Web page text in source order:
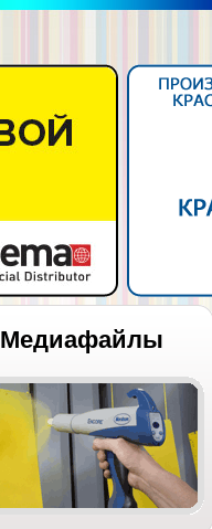
Медиафайлы